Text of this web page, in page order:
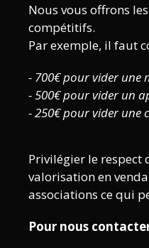
Nous vous offrons
compétitifs.
Par exemple, il faut
- 700€ pour vider une
- 500€ pour vider un
- 250€ pour vider une
Privilégier le respect
valorisation en
associations ce qui
Pour nous